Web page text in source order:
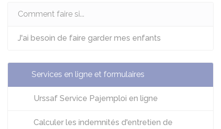
Comment faire si...
J'ai besoin de faire garder mes enfants
Services en ligne et formulaires
Urssaf Service Pajemploi en ligne
Calculer les indemnités d'entretien de